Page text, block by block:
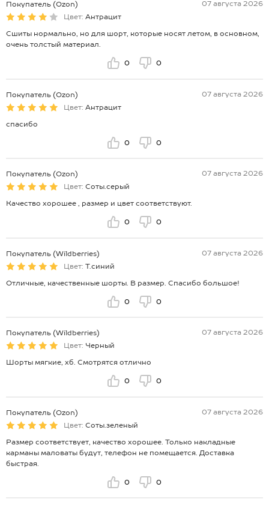
Покупатель (Ozon)
07 августа 2026
Цвет: Антрацит
Сшиты нормально, но для шорт, которые носят летом, в основном,
очень толстый материал.
0 0
Покупатель (Ozon)
07 августа 2026
Цвет: Антрацит
спасибо
0 0
Покупатель (Ozon)
07 августа 2026
Цвет: Соты.серый
Качество хорошее , размер и цвет соответствуют.
0 0
Покупатель (Wildberries)
07 августа 2026
Цвет: Т.синий
Отличные, качественные шорты. В размер. Спасибо большое!
0 0
Покупатель (Wildberries)
07 августа 2026
Цвет: Черный
Шорты мягкие, хб. Смотрятся отлично
0 0
Покупатель (Ozon)
07 августа 2026
Цвет: Соты.зеленый
Размер соответствует, качество хорошее. Только накладные
карманы маловаты будут, телефон не помещается. Доставка
быстрая.
0 0